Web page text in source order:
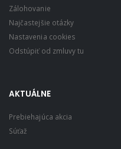
Zálohovanie
Najčastejšie otázky
Nastavenia cookies
Odstúpiť od zmluvy tu
AKTUÁLNE
Prebiehajúca akcia
Súťaž